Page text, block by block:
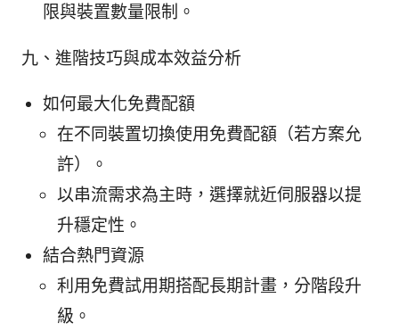
限與裝置數量限制。
九、進階技巧與成本效益分析
如何最大化免費配額
在不同裝置切換使用免費配額（若方案允
許）。
以串流需求為主時，選擇就近伺服器以提
升穩定性。
結合熱門資源
利用免費試用期搭配長期計畫，分階段升
級。